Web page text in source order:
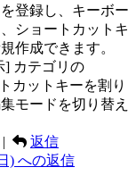
を登録し、キーボー
ショートカットキ
作成できます。
] カテゴリの
カットキーを割り
モードを切り替え
返信
) への返信